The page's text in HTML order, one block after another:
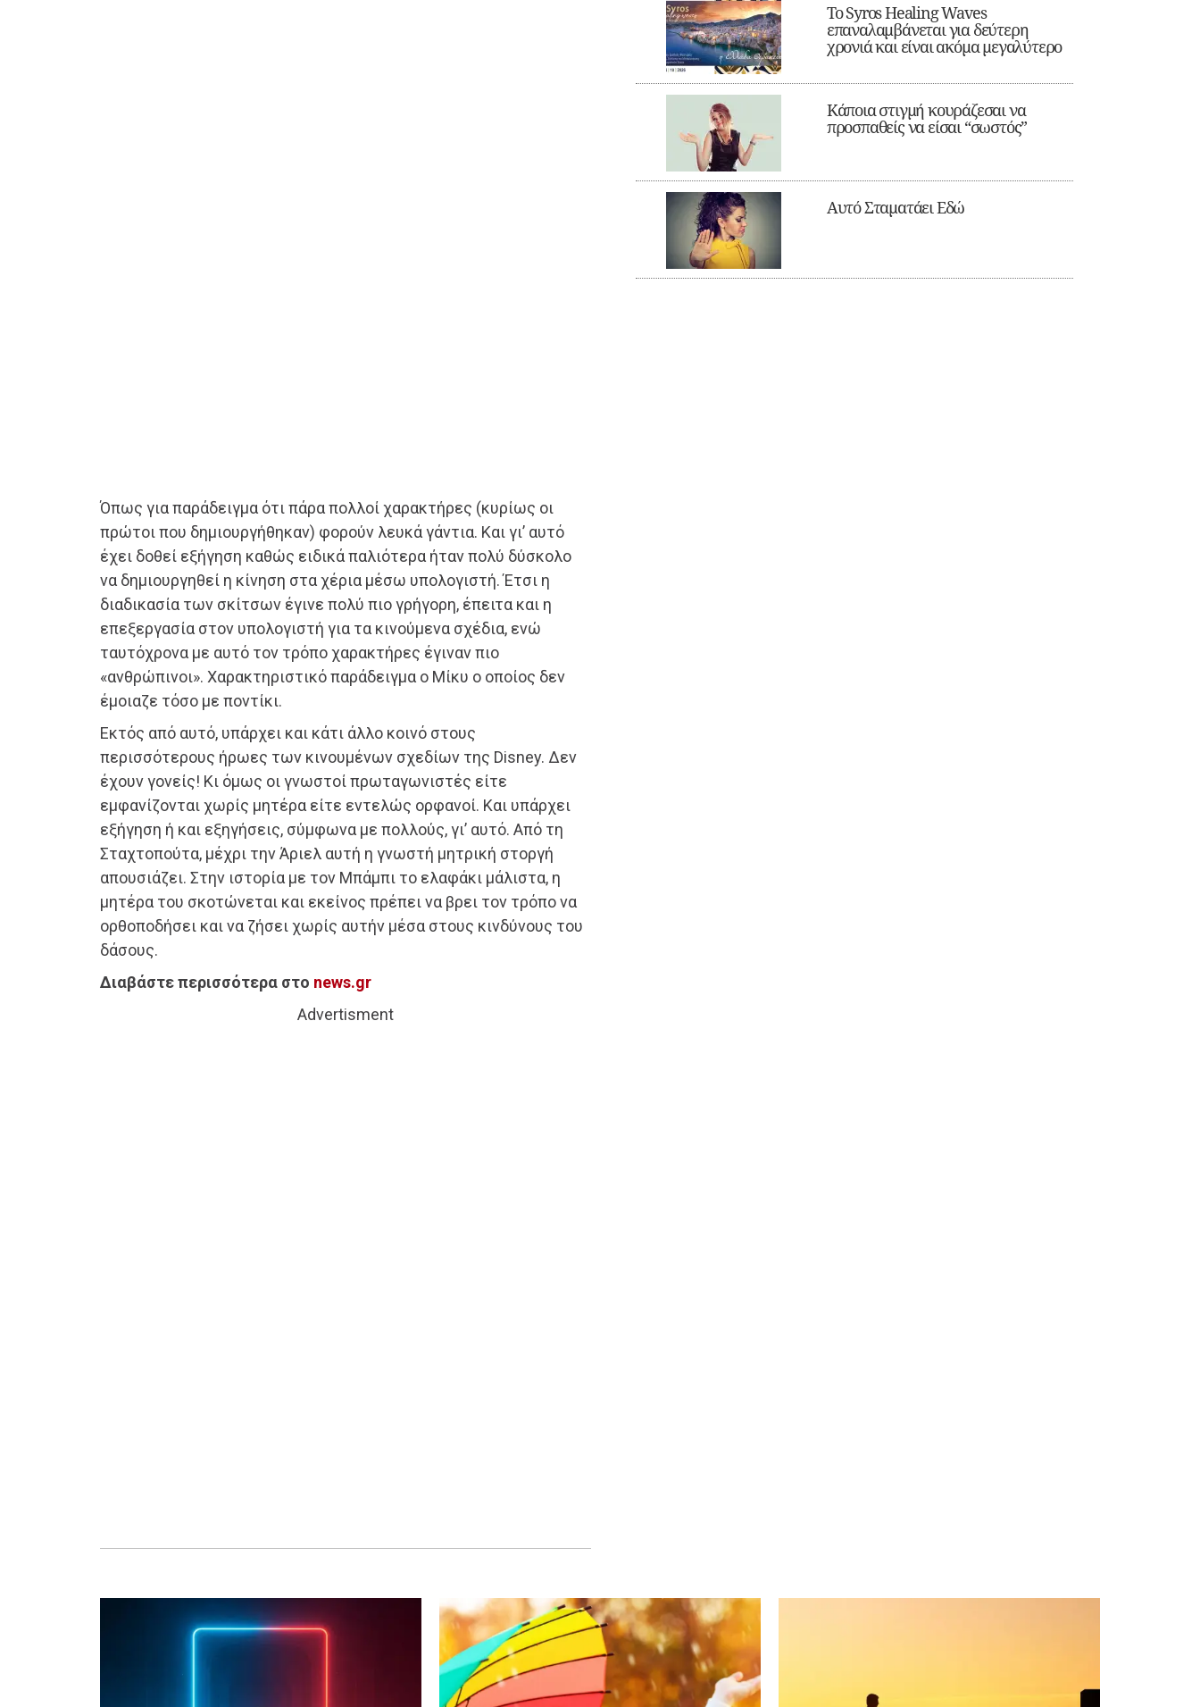
Όπως για παράδειγμα ότι πάρα πολλοί χαρακτήρες (κυρίως οι
πρώτοι που δημιουργήθηκαν) φορούν λευκά γάντια. Και γι’ αυτό
έχει δοθεί εξήγηση καθώς ειδικά παλιότερα ήταν πολύ δύσκολο
να δημιουργηθεί η κίνηση στα χέρια μέσω υπολογιστή. Έτσι η
διαδικασία των σκίτσων έγινε πολύ πιο γρήγορη, έπειτα και η
επεξεργασία στον υπολογιστή για τα κινούμενα σχέδια, ενώ
ταυτόχρονα με αυτό τον τρόπο χαρακτήρες έγιναν πιο
«ανθρώπινοι». Χαρακτηριστικό παράδειγμα ο Μίκυ ο οποίος δεν
έμοιαζε τόσο με ποντίκι.
Εκτός από αυτό, υπάρχει και κάτι άλλο κοινό στους
περισσότερους ήρωες των κινουμένων σχεδίων της Disney. Δεν
έχουν γονείς! Κι όμως οι γνωστοί πρωταγωνιστές είτε
εμφανίζονται χωρίς μητέρα είτε εντελώς ορφανοί. Και υπάρχει
εξήγηση ή και εξηγήσεις, σύμφωνα με πολλούς, γι’ αυτό. Από τη
Σταχτοπούτα, μέχρι την Άριελ αυτή η γνωστή μητρική στοργή
απουσιάζει. Στην ιστορία με τον Μπάμπι το ελαφάκι μάλιστα, η
μητέρα του σκοτώνεται και εκείνος πρέπει να βρει τον τρόπο να
ορθοποδήσει και να ζήσει χωρίς αυτήν μέσα στους κινδύνους του
δάσους.
Διαβάστε περισσότερα στο news.gr
Advertisment
Το Syros Healing Waves
επαναλαμβάνεται για δεύτερη
χρονιά και είναι ακόμα μεγαλύτερο
Κάποια στιγμή κουράζεσαι να
προσπαθείς να είσαι “σωστός”
Αυτό Σταματάει Εδώ